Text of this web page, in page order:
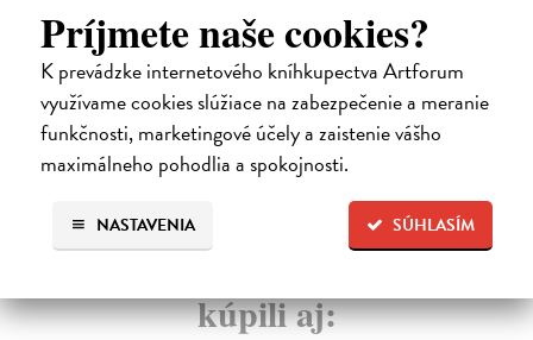
Príjmete naše cookies?
K prevádzke internetového kníhkupectva Artforum
využívame cookies slúžiace na zabezpečenie a meranie
funkčnosti, marketingové účely a zaistenie vášho
maximálneho pohodlia a spokojnosti.
SÚHLASÍM
NASTAVENIA
13,96 €
High-contrast mode
Čitatelia s podobným vkusom si
kúpili aj: